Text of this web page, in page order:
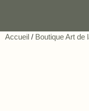
Accueil / Boutique Art de